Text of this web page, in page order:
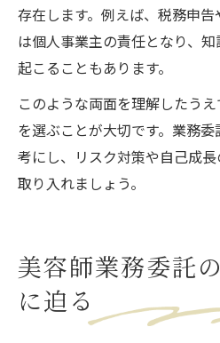
存在します。例えば、税務申
は個人事業主の責任となり、
起こることもあります。
このような両面を理解したう
を選ぶことが大切です。業務
考にし、リスク対策や自己成
取り入れましょう。
美容師業務委託
に迫る